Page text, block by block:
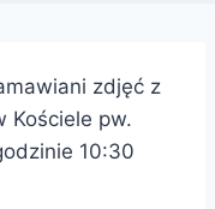
zdjęć z
Kościele pw.
10:30